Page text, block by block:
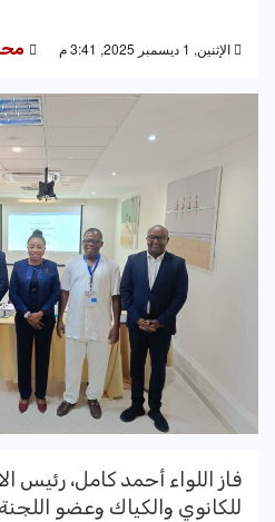
الإثنين, 1 ديسمبر 2025, 3:41 م
فاز اللواء أحمد كامل، رئيس
للكانوي والكياك وعضو اللجنة